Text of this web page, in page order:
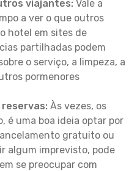
viajantes: Vale a
a ver o que outros
hotel em sites de
partilhadas podem
o serviço, a limpeza, a
pormenores
Às vezes, os
é uma boa ideia optar por
gratuito ou
algum imprevisto, pode
se preocupar com